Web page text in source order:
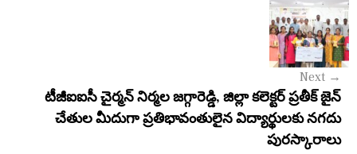
Next →
టీజీఐఐసీ చైర్మన్ నిర్మల జగ్గారెడ్డి, జిల్లా కలెక్టర్ ప్రతీక్ జైన్
చేతుల మీదుగా ప్రతిభావంతులైన విద్యార్థులకు నగదు
పురస్కారాలు